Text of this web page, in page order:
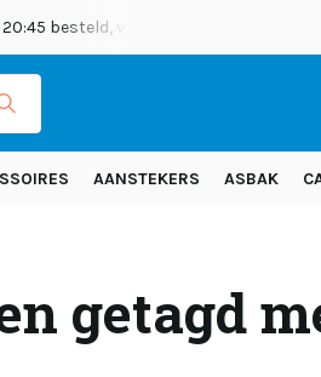
besteld, vandaag verzonden
AANSTEKERS ASBAK
getagd